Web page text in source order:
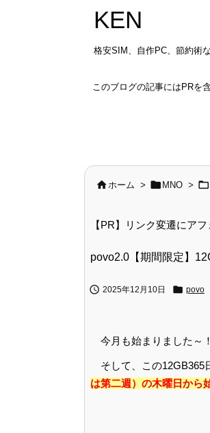
KEN
格安SIM、自作PC、節約術
このブログの記事にはPRを
 ホーム >  MNO > 
【PR】リンク変遷にア
povo2.0【期間限定】
 2025年12月10日  povo
今月も始まりました～
そして、この12GB365
は第二週）の木曜日から